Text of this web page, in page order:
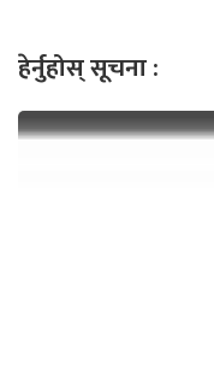
हेर्नुहोस् सूचना :